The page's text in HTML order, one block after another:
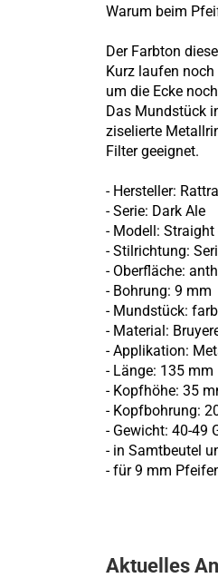
Warum beim
Der Farbton
Kurz laufen
um die Ecke
Das Mundstück
ziselierte
Filter geeignet.
- Hersteller:
- Serie: Dark Ale
- Modell:Straight
- Stilrichtung:
- Oberfläche:
- Bohrung: 9 mm
- Mundstück:
- Material:
- Applikation:
- Länge: 135 mm
- Kopfhöhe: 35
- Kopfbohrung:
- Gewicht: 40-49
- in Samtbeutel
- für 9 mm
Aktuelles